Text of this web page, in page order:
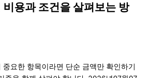
용과 조건을 살펴보는 방
요한 항목이라면 단순 금액만 확인하기